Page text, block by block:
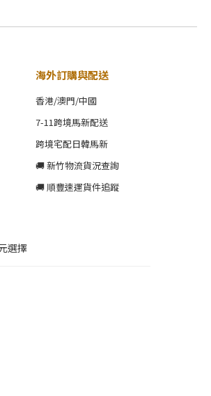
海外訂購與配送
香港/澳門/中國
7-11跨境馬新配送
跨境宅配日韓馬新
🚚 新竹物流貨況查詢
🚚 順豐速運貨件追蹤
選擇